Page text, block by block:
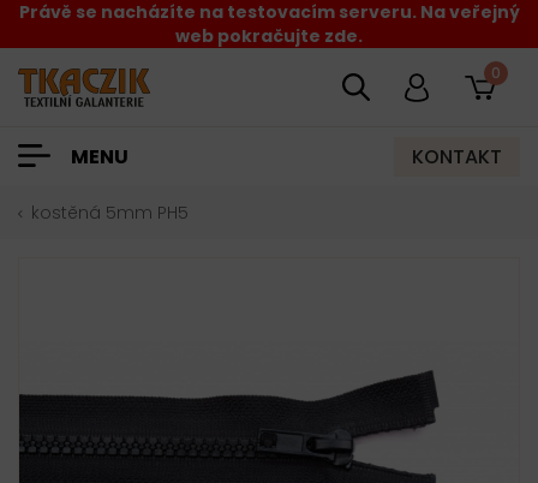
Právě se nacházíte na testovacím serveru. Na veřejný
web pokračujte zde.
0
MENU KONTAKT
kostěná 5mm PH5